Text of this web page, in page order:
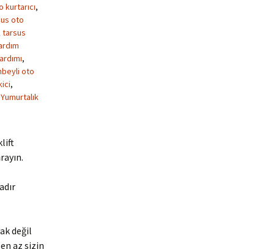
,
oto
tarsus
,
oto
,
Yumurtalık
değil
az sizin